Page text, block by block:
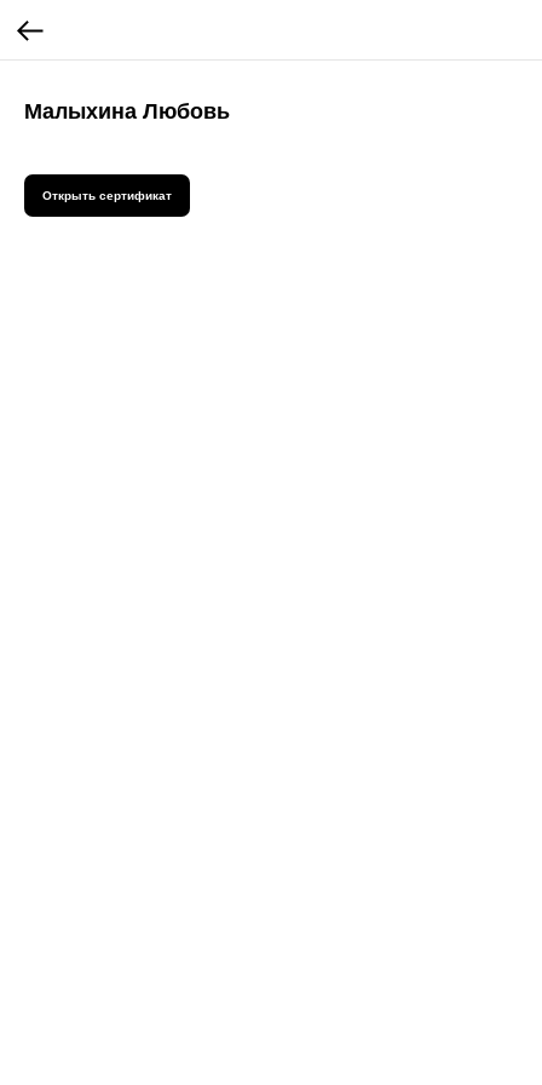
Малыхина Любовь
Открыть сертификат